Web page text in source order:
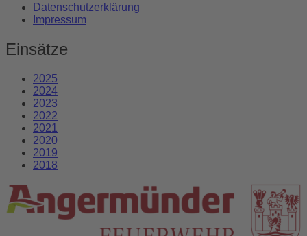
Datenschutzerklärung
Impressum
Einsätze
2025
2024
2023
2022
2021
2020
2019
2018